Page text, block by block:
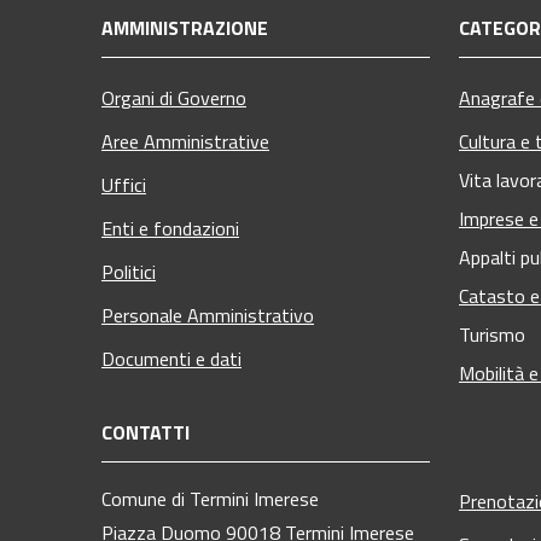
AMMINISTRAZIONE
Organi di Governo
Aree Amministrative
Uffici
Enti e fondazioni
Politici
Personale Amministrativo
Documenti e dati
Cultura e
Vita
Imprese
Appalti
Catasto
Turismo
Mobilità
CONTATTI
Comune di Termini Imerese
Piazza Duomo 90018 Termini Imerese